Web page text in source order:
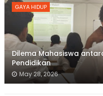
GAYA HIDUP
Dilema Mahasiswa
Pendidikan
May 28, 2026